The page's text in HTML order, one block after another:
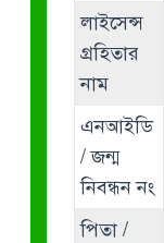
লাইসেন্স
গ্রহিতার
নাম
এনআইডি
/ জন্ম
নিবন্ধন নং
পিতা /